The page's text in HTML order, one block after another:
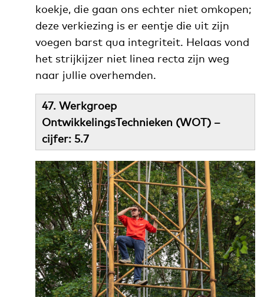
koekje, die gaan ons echter niet omkopen;
deze verkiezing is er eentje die uit zijn
voegen barst qua integriteit. Helaas vond
het strijkijzer niet linea recta zijn weg
naar jullie overhemden.
47. Werkgroep
OntwikkelingsTechnieken (WOT) –
cijfer: 5.7